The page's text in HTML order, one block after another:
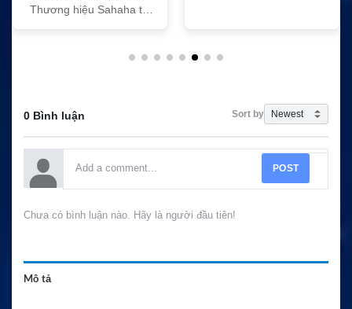
Thương hiệu Sahaha tại
0 Bình luận Sort by
POST
Chưa có bình luận nào. Hãy là người đầu tiên!
Mô tả